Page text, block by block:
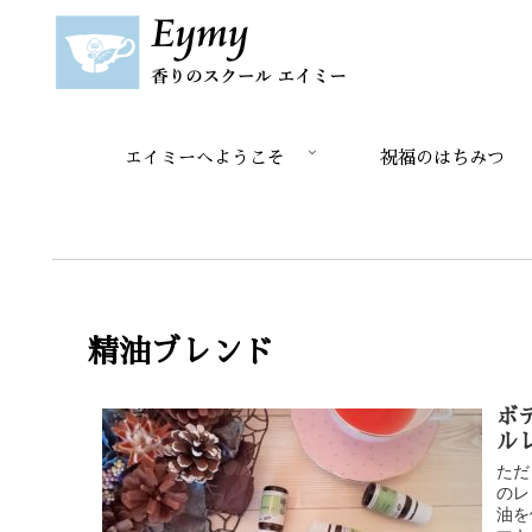
エイミーへようこそ 祝福のはちみつ
精油ブレンド
ボ
ル
た
の
油